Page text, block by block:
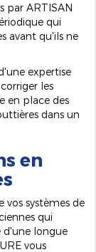
par ARTISAN
qui
avant qu'ils ne
expertise
les
en place des
dans un
en
vos systèmes de
qui
d'une longue
vous